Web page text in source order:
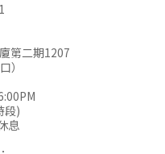
第二期1207
）
段)
息